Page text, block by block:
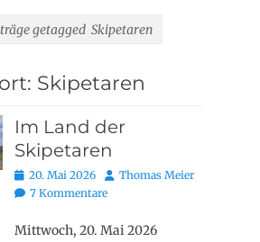
getagged Skipetaren
Skipetaren
Im Land der
Skipetaren
Posted
on
20. Mai 2026 AutorThomas Meier
7 Kommentare
Mittwoch, 20. Mai 2026